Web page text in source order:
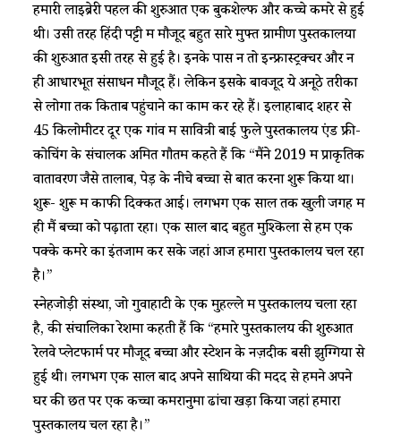
हमारी लाइब्रेरी पहल की शुरुआत एक बुकशेल्फ और कच्चे कमरे से हुई
थी। उसी तरह हिंदी पट्टी में मौजूद बहुत सारे मुफ्त ग्रामीण पुस्तकालयों
की शुरुआत इसी तरह से हुई है। इनके पास न तो इन्फ्रास्ट्रक्चर और न
ही आधारभूत संसाधन मौजूद हैं। लेकिन इसके बावजूद ये अनूठे तरीकों
से लोगों तक किताबें पहुंचाने का काम कर रहे हैं। इलाहाबाद शहर से
45 किलोमीटर दूर एक गांव में सावित्री बाई फुले पुस्तकालय एंड फ्री-
कोचिंग के संचालक अमित गौतम कहते हैं कि “मैंने 2019 में प्राकृतिक
वातावरण जैसे तालाब, पेड़ के नीचे बच्चों से बातें करना शुरू किया था।
शुरू- शुरू में काफी दिक्कतें आई। लगभग एक साल तक खुली जगह में
ही मैं बच्चों को पढ़ाता रहा। एक साल बाद बहुत मुश्किलों से हम एक
पक्के कमरे का इंतजाम कर सके जहां आज हमारा पुस्तकालय चल रहा
है।”
स्नेहजोड़ी संस्था, जो गुवाहाटी के एक मुहल्ले में पुस्तकालय चला रहा
है, की संचालिका रेशमा कहती हैं कि “हमारे पुस्तकालय की शुरुआत
रेलवे प्लेटफार्म पर मौजूद बच्चों और स्टेशन के नज़दीक बसी झुग्गियों से
हुई थी। लगभग एक साल बाद अपने साथियों की मदद से हमने अपने
घर की छत पर एक कच्चा कमरानुमा ढांचा खड़ा किया जहां हमारा
पुस्तकालय चल रहा है।”